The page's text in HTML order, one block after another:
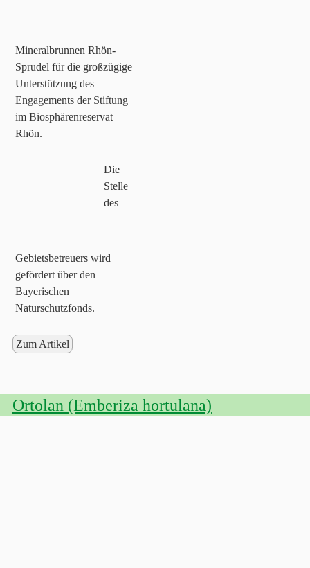
Mineralbrunnen Rhön-
Sprudel für die großzügige
Unterstützung des
Engagements der Stiftung
im Biosphärenreservat
Rhön.
Die
Stelle
des
Gebietsbetreuers wird
gefördert über den
Bayerischen
Naturschutzfonds.
Zum Artikel
Ortolan (Emberiza hortulana)